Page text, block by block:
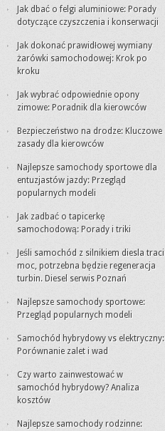
Jak dbać o felgi aluminiowe: Porady
dotyczące czyszczenia i konserwacji
Jak dokonać prawidłowej wymiany
żarówki samochodowej: Krok po
kroku
Jak wybrać odpowiednie opony
zimowe: Poradnik dla kierowców
Bezpieczeństwo na drodze: Kluczowe
zasady dla kierowców
Najlepsze samochody sportowe dla
entuzjastów jazdy: Przegląd
popularnych modeli
Jak zadbać o tapicerkę
samochodową: Porady i triki
Jeśli samochód z silnikiem diesla traci
moc, potrzebna będzie regeneracja
turbin. Diesel serwis Poznań
Najlepsze samochody sportowe:
Przegląd popularnych modeli
Samochód hybrydowy vs elektryczny:
Porównanie zalet i wad
Czy warto zainwestować w
samochód hybrydowy? Analiza
kosztów
Najlepsze samochody rodzinne: